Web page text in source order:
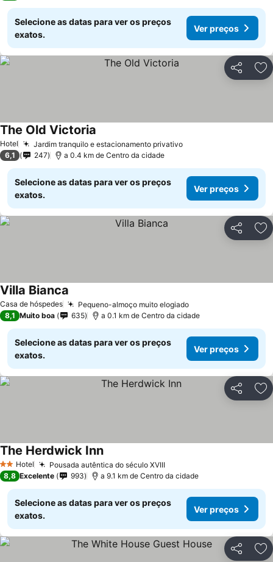
Selecione as datas para ver os preços
exatos.
Ver preços
Partilhar
Hotel Jardim tranquilo e estacionamento privativo
The Old Victoria
6,1 247 a 0.4 km de Centro da cidade
Selecione as datas para ver os preços
exatos.
Ver preços
Partilhar
Casa de hóspedes Pequeno-almoço muito elogiado
Villa Bianca
8,1 Muito boa 635 a 0.1 km de Centro da cidade
Selecione as datas para ver os preços
exatos.
Ver preços
Partilhar
2 Estrelas
Hotel Pousada autêntica do século XVIII
The Herdwick Inn
8,8 Excelente 993 a 9.1 km de Centro da cidade
Selecione as datas para ver os preços
exatos.
Ver preços
Partilhar